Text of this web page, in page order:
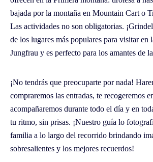
bajada por la montaña en Mountain Cart o
Las actividades no son obligatorias.
de los lugares más populares para visitar en
Jungfrau y es perfecto para los amantes de
¡No tendrás que preocuparte por nada!
compraremos las entradas, te recogeremos
acompañaremos durante todo el día y en
tu ritmo, sin prisas. ¡Nuestro guía lo
familia a lo largo del recorrido brindando
sobresalientes y los mejores recuerdos!